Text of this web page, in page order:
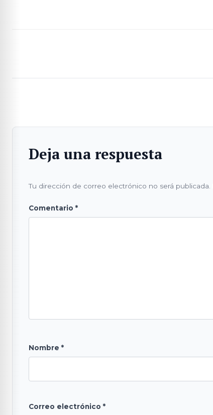
Deja una respuesta
Tu dirección de correo electrónico no será publicada.
Comentario *
Nombre *
Correo electrónico *